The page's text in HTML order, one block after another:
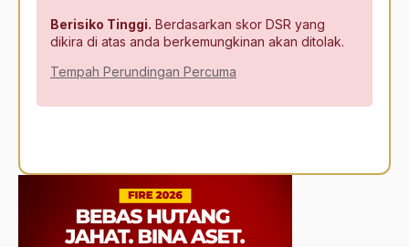
Berisiko Tinggi. Berdasarkan skor DSR yang
dikira di atas anda berkemungkinan akan ditolak.
Tempah Perundingan Percuma